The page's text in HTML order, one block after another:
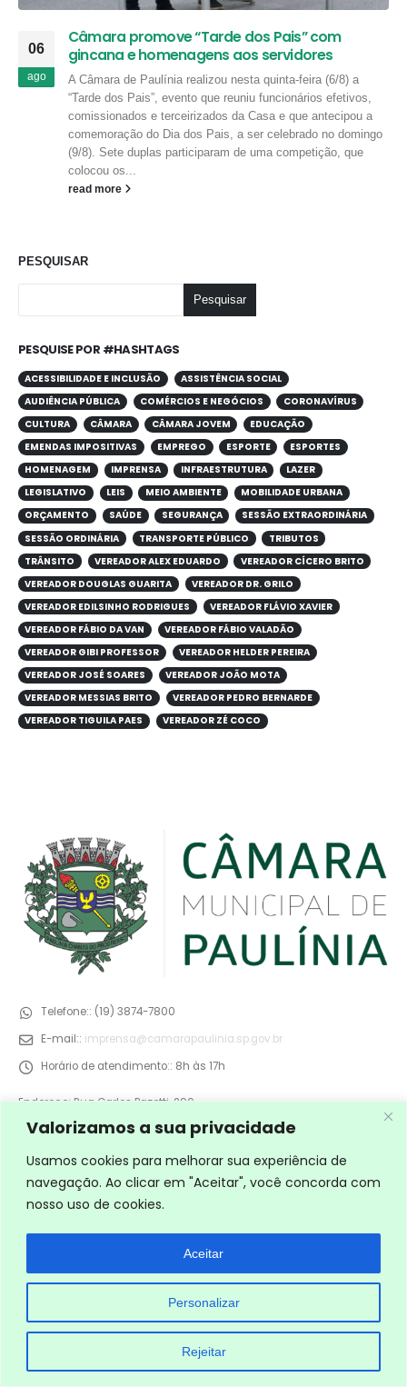
Valorizamos a sua privacidade
Usamos cookies para melhorar sua experiência de
navegação. Ao clicar em "Aceitar", você concorda com
nosso uso de cookies.
Personalizar
Rejeitar
Aceitar
06
ago
Câmara promove “Tarde dos Pais” com
gincana e homenagens aos servidores
A Câmara de Paulínia realizou nesta quinta-feira (6/8) a
“Tarde dos Pais”, evento que reuniu funcionários efetivos,
comissionados e terceirizados da Casa e que antecipou a
comemoração do Dia dos Pais, a ser celebrado no domingo
(9/8). Sete duplas participaram de uma competição, que
colocou os...
read more
PESQUISAR
Pesquisar
PESQUISE POR #HASHTAGS
ACESSIBILIDADE E INCLUSÃO
ASSISTÊNCIA SOCIAL
AUDIÊNCIA PÚBLICA
COMÉRCIOS E NEGÓCIOS
CORONAVÍRUS
CULTURA
CÂMARA CÂMARA JOVEM
EDUCAÇÃO
EMENDAS IMPOSITIVAS
EMPREGO ESPORTE
ESPORTES
HOMENAGEM
IMPRENSA INFRAESTRUTURA
LAZER
LEGISLATIVO
LEIS MEIO AMBIENTE
MOBILIDADE URBANA
ORÇAMENTO
SAÚDE SEGURANÇA
SESSÃO EXTRAORDINÁRIA
SESSÃO ORDINÁRIA
TRANSPORTE PÚBLICO
TRIBUTOS
TRÂNSITO
VEREADOR ALEX EDUARDO
VEREADOR CÍCERO BRITO
VEREADOR DOUGLAS GUARITA
VEREADOR DR. GRILO
VEREADOR EDILSINHO RODRIGUES
VEREADOR FLÁVIO XAVIER
VEREADOR FÁBIO DA VAN
VEREADOR FÁBIO VALADÃO
VEREADOR GIBI PROFESSOR
VEREADOR HELDER PEREIRA
VEREADOR JOSÉ SOARES
VEREADOR JOÃO MOTA
VEREADOR MESSIAS BRITO
VEREADOR PEDRO BERNARDE
VEREADOR TIGUILA PAES
VEREADOR ZÉ COCO
Telefone:: (19) 3874-7800
E-mail:: imprensa@camarapaulinia.sp.gov.br
Horário de atendimento:: 8h às 17h
Endereço: Rua Carlos Pazetti, 290
Jd. Vista Alegre, Paulínia-SP